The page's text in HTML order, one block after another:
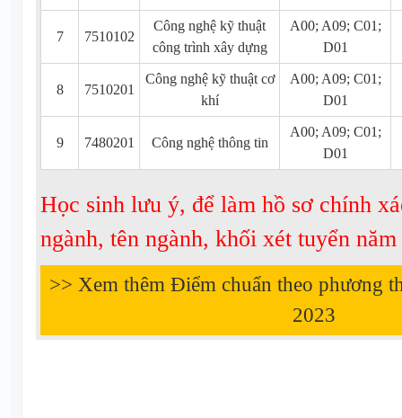
7 7510102
Công nghệ kỹ thuật
công trình xây dựng
A00; A09; C01;
D01
8 7510201
Công nghệ kỹ thuật cơ
khí
A00; A09; C01;
D01
9 7480201 Công nghệ thông tin
A00; A09; C01;
D01
Học sinh lưu ý, để làm hồ sơ chính
ngành, tên ngành, khối xét tuyển
>> Xem thêm Điểm chuẩn theo phương
2023